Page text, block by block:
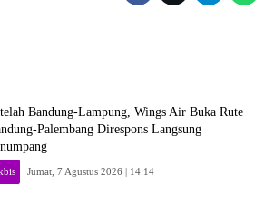
Bandung-Lampung, Wings Air Buka Rute
Palembang Direspons Langsung
Jumat, 7 Agustus 2026 | 14:14